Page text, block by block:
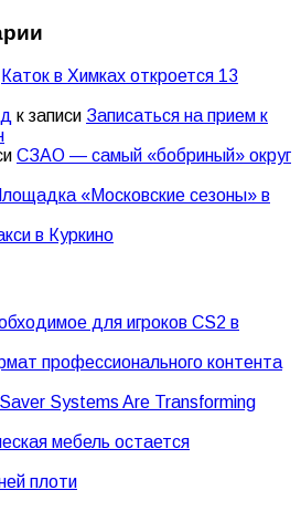
Каток в Химках откроется 13
к записи Записаться на прием к
СЗАО — самый «бобриный» округ
«Московские сезоны» в
в Куркино
для игроков CS2 в
профессионального контента
Systems Are Transforming
мебель остается
плоти